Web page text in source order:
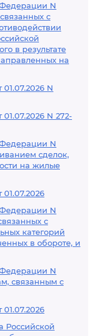
N
с
в результате
на
N
N 272-
N
сделок,
на жилые
N
с
категорий
в обороте, и
N
связанным с
Российской